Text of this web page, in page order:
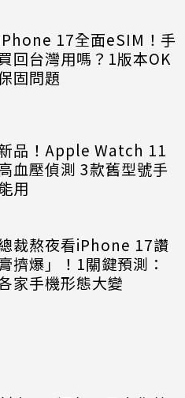
17全面eSIM！手
回台灣用嗎？1版本OK
固問題
品！Apple Watch 11
血壓偵測 3款舊型號手
用
裁熬夜看iPhone 17讚
膏擠爆」！1關鍵預測：
家手機形態大變